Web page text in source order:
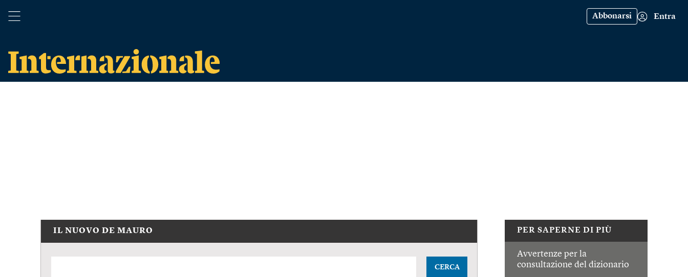
Abbonarsi Entra
PER SAPERNE DI PIÙ
Avvertenze per la
consultazione del dizionario
IL NUOVO DE MAURO
CERCA